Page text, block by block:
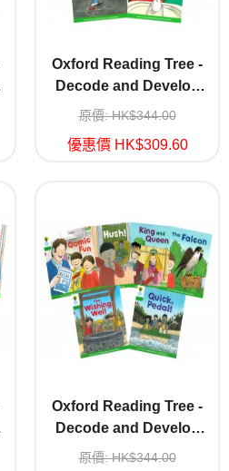
Oxford Reading Tree -
Decode and Develop
Stage 2
原價: HK$344.00
優惠價 HK$309.60
Oxford Reading Tree -
Decode and Develop
Stage 2B
原價: HK$344.00